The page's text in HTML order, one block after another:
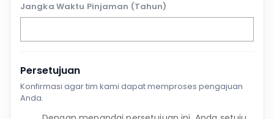
Jangka Waktu Pinjaman (Tahun)
Persetujuan
Konfirmasi agar tim kami dapat memproses pengajuan
Anda.